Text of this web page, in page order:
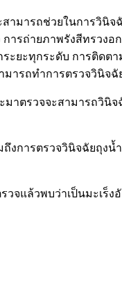
ามารถช่วยในการวินิ
รถ่ายภาพรังสีทรวง
ะทุกระดับ การติดต
ารถทำการตรวจวินิจ
าตรวจจะสามารถวินิจ
การตรวจวินิจฉัยถุงน้
จแล้วพบว่าเป็นมะเ